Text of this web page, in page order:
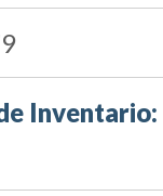
Inventario: